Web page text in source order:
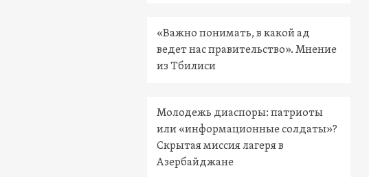
«Важно понимать, в какой ад
ведет нас правительство». Мнение
из Тбилиси
Молодежь диаспоры: патриоты
или «информационные солдаты»?
Скрытая миссия лагеря в
Азербайджане